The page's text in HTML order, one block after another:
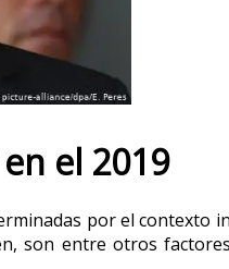
el 2019
por el contexto
son entre otros